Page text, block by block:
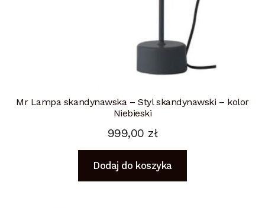
Mr Lampa skandynawska – Styl skandynawski – kolor
Niebieski
999,00 zł
Dodaj do koszyka